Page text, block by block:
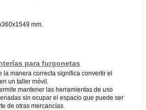
mm.
para furgonetas
la manera correcta significa convertir el
un taller móvil.
mantener las herramientas de uso
sin ocupar el espacio que puede ser
de otras mercancías.